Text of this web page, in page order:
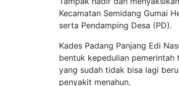
Kecamatan Semidang Gumai
serta Pendamping Desa (PD).
Kades Padang Panjang Edi
bentuk kepedulian pemerintah
yang sudah tidak bisa lagi
penyakit menahun.